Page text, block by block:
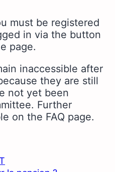
must be registered
in via the button
page.
inaccessible after
they are still
not yet been
Further
on the FAQ page.